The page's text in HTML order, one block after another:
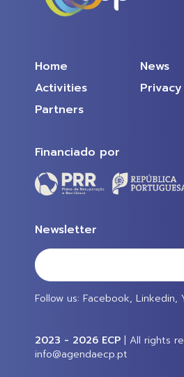
Home
Activities
Partners
News
Financiado por
Newsletter
Follow us: Facebook, Linkedin,
2023 - 2026 ECP | All rights
info@agendaecp.pt